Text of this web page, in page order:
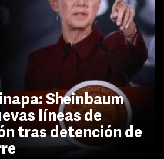
Sheinbaum
líneas de
tras detención de